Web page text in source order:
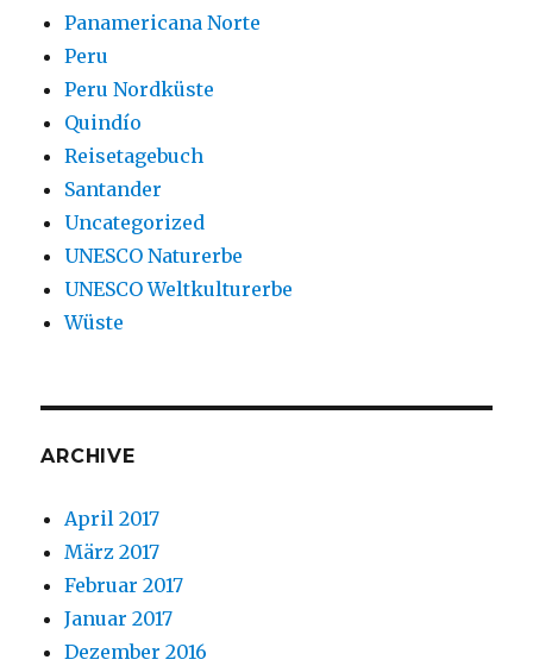
Panamericana Norte
Peru
Peru Nordküste
Quindío
Reisetagebuch
Santander
Uncategorized
UNESCO Naturerbe
UNESCO Weltkulturerbe
Wüste
ARCHIVE
April 2017
März 2017
Februar 2017
Januar 2017
Dezember 2016